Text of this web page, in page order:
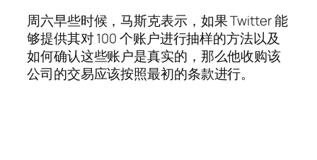
周六早些时候，马斯克表示，如果 Twitter 能
够提供其对 100 个账户进行抽样的方法以及
如何确认这些账户是真实的，那么他收购该
公司的交易应该按照最初的条款进行。